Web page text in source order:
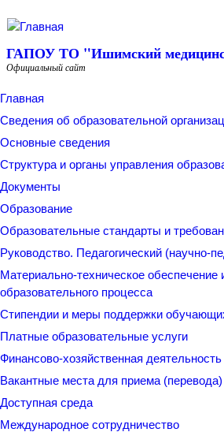
Перейти к основному содержанию
ГАПОУ ТО "Ишимский
Официальный сайт
Главная
Сведения об образовательной
Основные сведения
Структура и органы управления
Документы
Образование
Образовательные стандарты и
Руководство. Педагогический (научно-
Материально-техническое обеспечение
образовательного процесса
Стипендии и меры поддержки
Платные образовательные услуги
Финансово-хозяйственная деятельность
Вакантные места для приема
Доступная среда
Международное сотрудничество